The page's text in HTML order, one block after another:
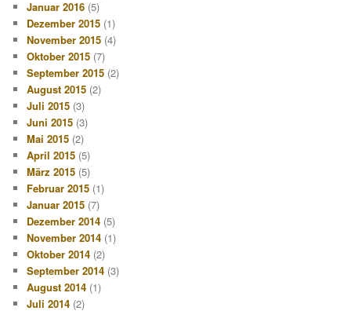
Januar 2016 (5)
Dezember 2015 (1)
November 2015 (4)
Oktober 2015 (7)
September 2015 (2)
August 2015 (2)
Juli 2015 (3)
Juni 2015 (3)
Mai 2015 (2)
April 2015 (5)
März 2015 (5)
Februar 2015 (1)
Januar 2015 (7)
Dezember 2014 (5)
November 2014 (1)
Oktober 2014 (2)
September 2014 (3)
August 2014 (1)
Juli 2014 (2)